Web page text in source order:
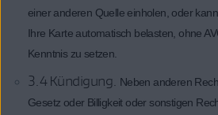
einer anderen Quelle einholen, oder
Ihre Karte automatisch belasten, ohne
Kenntnis zu setzen.
3.4 Kündigung. Neben anderen
Gesetz oder Billigkeit oder sonstigen